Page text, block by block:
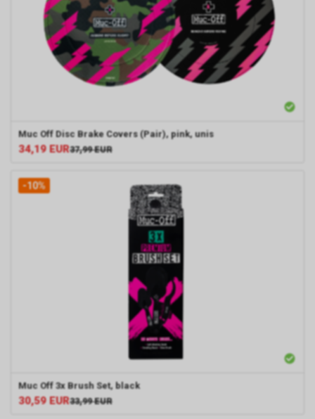
Muc Off Disc Brake Covers (Pair), pink, unis
34,19 EUR37,99 EUR
-10%
Muc Off 3x Brush Set, black
30,59 EUR33,99 EUR